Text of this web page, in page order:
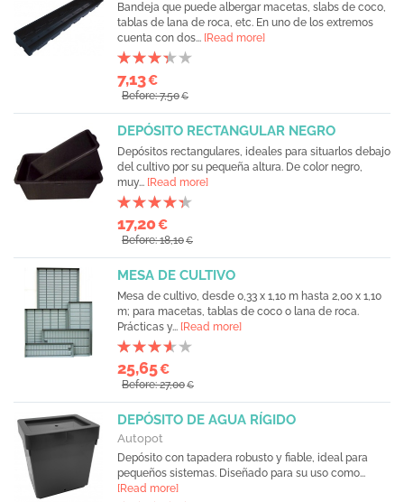
Bandeja que puede albergar macetas, slabs de coco,
tablas de lana de roca, etc. En uno de los extremos
cuenta con dos... [Read more]
7,13€
Before: 7,50€
DEPÓSITO RECTANGULAR NEGRO
Depósitos rectangulares, ideales para situarlos debajo
del cultivo por su pequeña altura. De color negro,
muy... [Read more]
17,20€
Before: 18,10€
MESA DE CULTIVO
Mesa de cultivo, desde 0,33 x 1,10 m hasta 2,00 x 1,10
m; para macetas, tablas de coco o lana de roca.
Prácticas y... [Read more]
25,65€
Before: 27,00€
DEPÓSITO DE AGUA RÍGIDO
Autopot
Depósito con tapadera robusto y fiable, ideal para
pequeños sistemas. Diseñado para su uso como...
[Read more]